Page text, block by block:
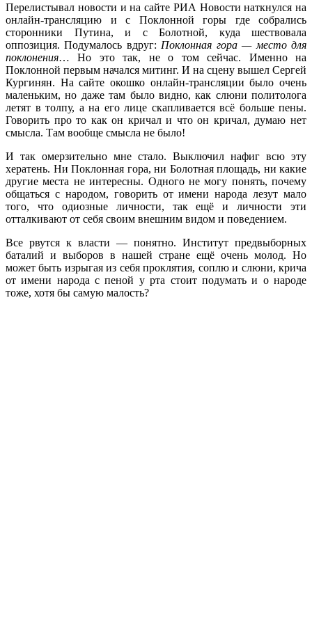
Перелистывал новости и на сайте РИА Новости наткнулся на
онлайн-трансляцию и с Поклонной горы где собрались
сторонники Путина, и с Болотной, куда шествовала
оппозиция. Подумалось вдруг: Поклонная гора — место для
поклонения… Но это так, не о том сейчас. Именно на
Поклонной первым начался митинг. И на сцену вышел Сергей
Кургинян. На сайте окошко онлайн-трансляции было очень
маленьким, но даже там было видно, как слюни политолога
летят в толпу, а на его лице скапливается всё больше пены.
Говорить про то как он кричал и что он кричал, думаю нет
смысла. Там вообще смысла не было!
И так омерзительно мне стало. Выключил нафиг всю эту
хератень. Ни Поклонная гора, ни Болотная площадь, ни какие
другие места не интересны. Одного не могу понять, почему
общаться с народом, говорить от имени народа лезут мало
того, что одиозные личности, так ещё и личности эти
отталкивают от себя своим внешним видом и поведением.
Все рвутся к власти — понятно. Институт предвыборных
баталий и выборов в нашей стране ещё очень молод. Но
может быть изрыгая из себя проклятия, соплю и слюни, крича
от имени народа с пеной у рта стоит подумать и о народе
тоже, хотя бы самую малость?